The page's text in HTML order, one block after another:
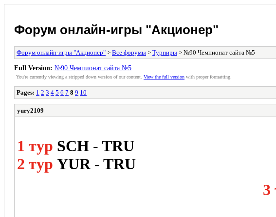
Форум онлайн-игры "Акционер"
Форум онлайн-игры "Акционер" > Все форумы > Турниры > №90 Чемпионат сайта №5
Full Version: №90 Чемпионат сайта №5
You're currently viewing a stripped down version of our content. View the full version with proper formatting.
Pages: 1 2 3 4 5 6 7 8 9 10
yury2109
1 тур SCH - TRU
2 тур YUR - TRU
3